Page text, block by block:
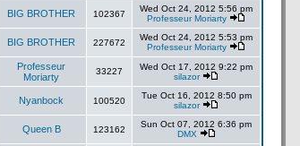
BIG BROTHER 102367
Wed Oct 24, 2012 5:56 pm
Professeur Moriarty
BIG BROTHER 227672
Wed Oct 24, 2012 5:53 pm
Professeur Moriarty
Professeur
Moriarty
33227
Wed Oct 17, 2012 9:22 pm
silazor
Nyanbock 100520
Tue Oct 16, 2012 8:50 pm
silazor
Queen B 123162
Sun Oct 07, 2012 6:36 pm
DMX